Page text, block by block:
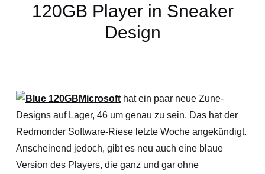
120GB Player in Sneaker
Design
Microsofthat ein paar neue Zune-
Designs auf Lager, 46 um genau zu sein. Das hat der
Redmonder Software-Riese letzte Woche angekündigt.
Anscheinend jedoch, gibt es neu auch eine blaue
Version des Players, die ganz und gar ohne